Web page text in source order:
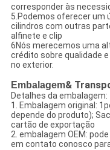
corresponder às
5.Podemos oferecer um
cilindros com outras
alfinete e clip
6Nós merecemos uma
crédito sobre qualidade
no exterior.
Embalagem&
Detalhes da embalagem:
1. Embalagem original:
depende do produto);
cartão de exportação
2. embalagem OEM:
em contato conosco